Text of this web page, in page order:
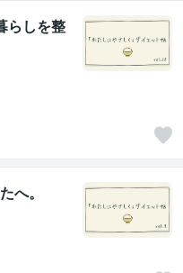
らしを整
へ。